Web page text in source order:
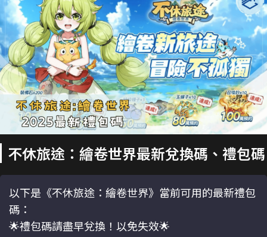
不休旅途：繪卷世界最新兌換碼、禮包碼
以下是《不休旅途：繪卷世界》當前可用的最新禮包
碼：
🌟禮包碼請盡早兌換！以免失效🌟